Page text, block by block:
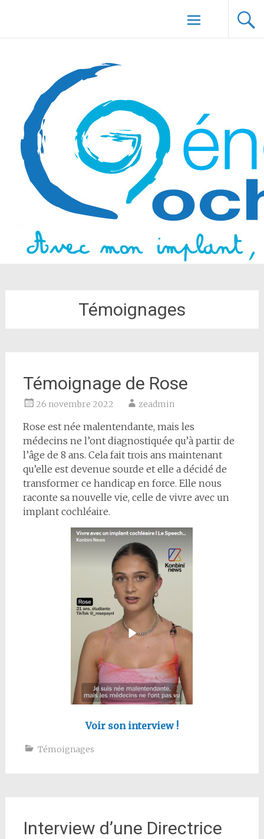
Aller au
contenu
principal
Témoignages
Témoignage de Rose
26 novembre 2022 zeadmin
Rose est née malentendante, mais les
médecins ne l’ont diagnostiquée qu’à partir de
l’âge de 8 ans. Cela fait trois ans maintenant
qu’elle est devenue sourde et elle a décidé de
transformer ce handicap en force. Elle nous
raconte sa nouvelle vie, celle de vivre avec un
implant cochléaire.
Voir son interview !
Témoignages
Interview d’une Directrice